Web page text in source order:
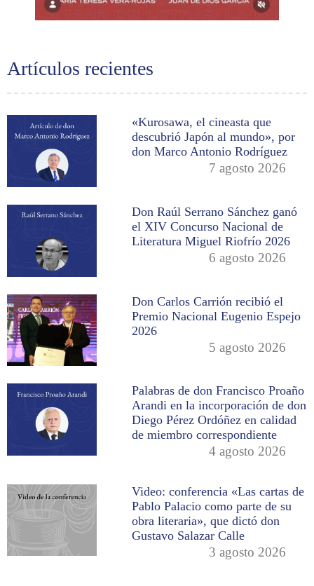
Artículos recientes
«Kurosawa, el cineasta que
descubrió Japón al mundo», por
don Marco Antonio Rodríguez
7 agosto 2026
Don Raúl Serrano Sánchez ganó
el XIV Concurso Nacional de
Literatura Miguel Riofrío 2026
6 agosto 2026
Don Carlos Carrión recibió el
Premio Nacional Eugenio Espejo
2026
5 agosto 2026
Palabras de don Francisco Proaño
Arandi en la incorporación de don
Diego Pérez Ordóñez en calidad
de miembro correspondiente
4 agosto 2026
Video: conferencia «Las cartas de
Pablo Palacio como parte de su
obra literaria», que dictó don
Gustavo Salazar Calle
3 agosto 2026